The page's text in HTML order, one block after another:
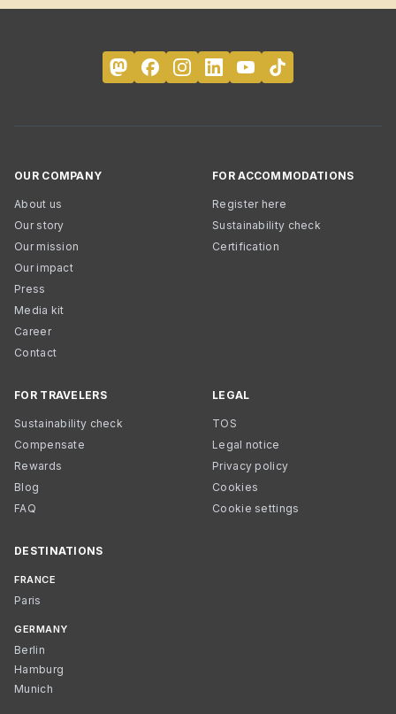
OUR COMPANY
About us
Our story
Our mission
Our impact
Press
Media kit
Career
Contact
FOR ACCOMMODATIONS
Register here
Sustainability check
Certification
FOR TRAVELERS
Sustainability check
Compensate
Rewards
Blog
FAQ
LEGAL
TOS
Legal notice
Privacy policy
Cookies
Cookie settings
DESTINATIONS
FRANCE
Paris
GERMANY
Berlin
Hamburg
Munich